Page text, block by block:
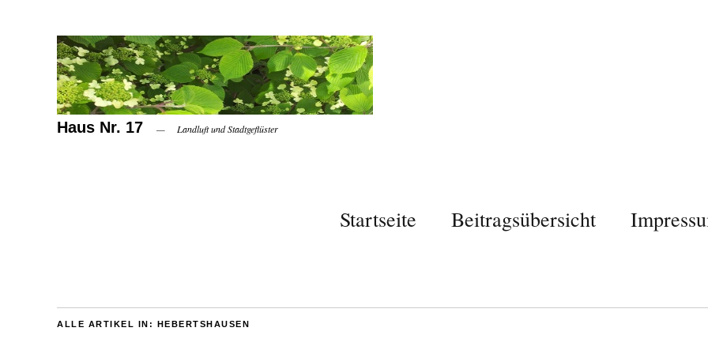
Haus Nr. 17 Landluft und Stadtgeflüster
Startseite Beitragsübersicht
ALLE ARTIKEL IN: HEBERTSHAUSEN